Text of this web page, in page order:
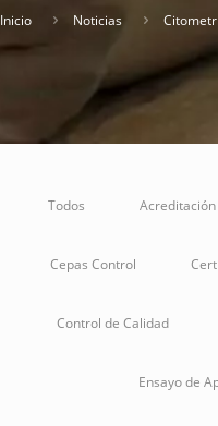
Inicio Noticias
Todos Acreditación
Cepas Control
Control de Calidad
Ensayo de